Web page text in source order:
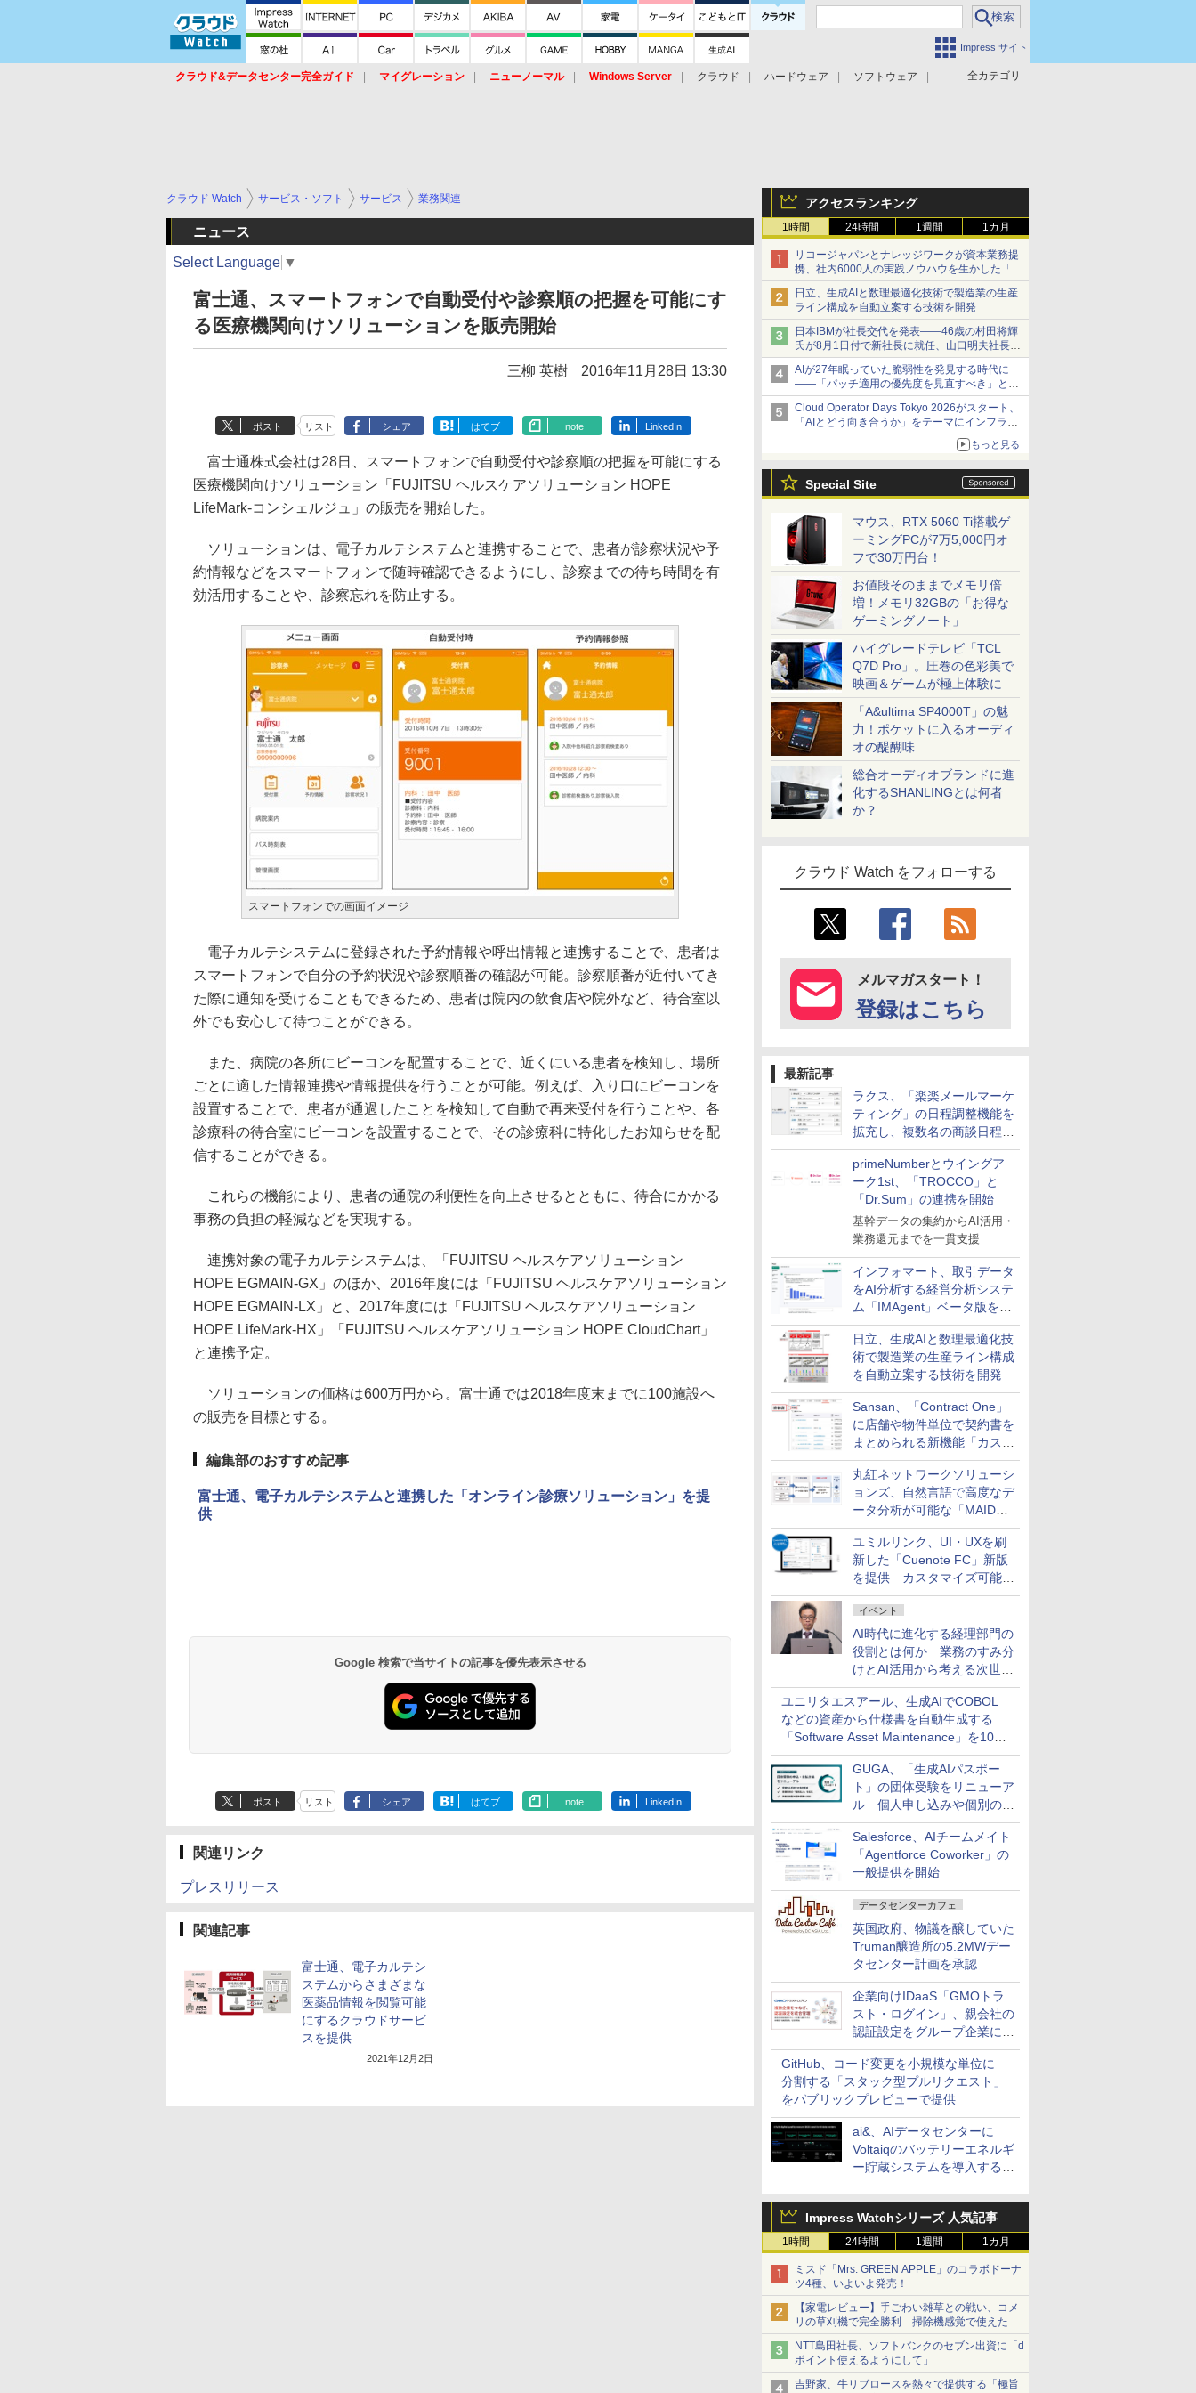
Impress サイト
全カテゴリ
クラウド&データセンター完全ガイド マイグレーション ニューノーマル Windows Server クラウド ハードウェア
ソフトウェア
アクセスランキング
1時間 24時間 1週間 1カ月
リコージャパンとナレッジワークが資本業務提
携、社内6000人の実践ノウハウを生かした「AI
商談記録 for RICOH」を展開へ
日立、生成AIと数理最適化技術で製造業の生産
ライン構成を自動立案する技術を開発
日本IBMが社長交代を発表――46歳の村田将輝
氏が8月1日付で新社長に就任、山口明夫社長は
会長へ
AIが27年眠っていた脆弱性を発見する時代に
――「パッチ適用の優先度を見直すべき」とセ
キュリティ専門家
Cloud Operator Days Tokyo 2026がスタート、
「AIとどう向き合うか」をテーマにインフラ運
もっと見る
Special Site
マウス、RTX 5060 Ti搭載ゲ
ーミングPCが7万5,000円オ
フで30万円台！
お値段そのままでメモリ倍
増！メモリ32GBの「お得な
ゲーミングノート」
ハイグレードテレビ「TCL
Q7D Pro」。圧巻の色彩美で
映画＆ゲームが極上体験に
「A&ultima SP4000T」の魅
力！ポケットに入るオーディ
オの醍醐味
総合オーディオブランドに進
化するSHANLINGとは何者
か？
クラウド Watch をフォローする
メルマガスタート！
登録はこちら
最新記事
ラクス、「楽楽メールマーケ
ティング」の日程調整機能を
拡充し、複数名の商談日程調
整を効率化
primeNumberとウイングア
ーク1st、「TROCCO」と
「Dr.Sum」の連携を開始
基幹データの集約からAI活用・
業務還元までを一貫支援
インフォマート、取引データ
をAI分析する経営分析システ
ム「IMAgent」ベータ版を提
供
日立、生成AIと数理最適化技
術で製造業の生産ライン構成
を自動立案する技術を開発
Sansan、「Contract One」
に店舗や物件単位で契約書を
まとめられる新機能「カスタ
ム契約ツリー」を追加
丸紅ネットワークソリューシ
ョンズ、自然言語で高度なデ
ータ分析が可能な「MAIDOA
AI ASSIST」を9月より提供
ユミルリンク、UI・UXを刷
新した「Cuenote FC」新版
を提供 カスタマイズ可能な
ダッシュボード画面を搭載
イベント
AI時代に進化する経理部門の
役割とは何か 業務のすみ分
けとAI活用から考える次世代
ファイナンス戦略
ユニリタエスアール、生成AIでCOBOL
などの資産から仕様書を自動生成する
「Software Asset Maintenance」を10月
に発売
GUGA、「生成AIパスポー
ト」の団体受験をリニューア
ル 個人申し込みや個別の支
払いなどに対応
Salesforce、AIチームメイト
「Agentforce Coworker」の
一般提供を開始
データセンターカフェ
英国政府、物議を醸していた
Truman醸造所の5.2MWデー
タセンター計画を承認
企業向けIDaaS「GMOトラ
スト・ログイン」、親会社の
認証設定をグループ企業に展
開できる新機能を提供
GitHub、コード変更を小規模な単位に
分割する「スタック型プルリクエスト」
をパブリックプレビューで提供
ai&、AIデータセンターに
Voltaiqのバッテリーエネルギ
ー貯蔵システムを導入する計
Impress Watchシリーズ 人気記事
1時間 24時間 1週間 1カ月
ミスド「Mrs. GREEN APPLE」のコラボドーナ
ツ4種、いよいよ発売！
【家電レビュー】手ごわい雑草との戦い、コメ
リの草刈機で完全勝利 掃除機感覚で使えた
NTT島田社長、ソフトバンクのセブン出資に「d
ポイント使えるようにして」
吉野家、牛リブロースを熱々で提供する「極旨
クラウド Watch サービス・ソフト サービス 業務関連
ニュース
Select Language ▼
富士通、スマートフォンで自動受付や診察順の把握を可能にす
る医療機関向けソリューションを販売開始
三柳 英樹 2016年11月28日 13:30
ポスト リスト シェア はてブ note LinkedIn
富士通株式会社は28日、スマートフォンで自動受付や診察順の把握を可能にする
医療機関向けソリューション「FUJITSU ヘルスケアソリューション HOPE
LifeMark-コンシェルジュ」の販売を開始した。
ソリューションは、電子カルテシステムと連携することで、患者が診察状況や予
約情報などをスマートフォンで随時確認できるようにし、診察までの待ち時間を有
効活用することや、診察忘れを防止する。
スマートフォンでの画面イメージ
電子カルテシステムに登録された予約情報や呼出情報と連携することで、患者は
スマートフォンで自分の予約状況や診察順番の確認が可能。診察順番が近付いてき
た際に通知を受けることもできるため、患者は院内の飲食店や院外など、待合室以
外でも安心して待つことができる。
また、病院の各所にビーコンを配置することで、近くにいる患者を検知し、場所
ごとに適した情報連携や情報提供を行うことが可能。例えば、入り口にビーコンを
設置することで、患者が通過したことを検知して自動で再来受付を行うことや、各
診療科の待合室にビーコンを設置することで、その診療科に特化したお知らせを配
信することができる。
これらの機能により、患者の通院の利便性を向上させるとともに、待合にかかる
事務の負担の軽減などを実現する。
連携対象の電子カルテシステムは、「FUJITSU ヘルスケアソリューション
HOPE EGMAIN-GX」のほか、2016年度には「FUJITSU ヘルスケアソリューション
HOPE EGMAIN-LX」と、2017年度には「FUJITSU ヘルスケアソリューション
HOPE LifeMark-HX」「FUJITSU ヘルスケアソリューション HOPE CloudChart」
と連携予定。
ソリューションの価格は600万円から。富士通では2018年度末までに100施設へ
の販売を目標とする。
編集部のおすすめ記事
富士通、電子カルテシステムと連携した「オンライン診療ソリューション」を提
供
Google 検索で当サイトの記事を優先表示させる
ポスト リスト シェア はてブ note LinkedIn
関連リンク
プレスリリース
関連記事
富士通、電子カルテシ
ステムからさまざまな
医薬品情報を閲覧可能
にするクラウドサービ
スを提供
2021年12月2日